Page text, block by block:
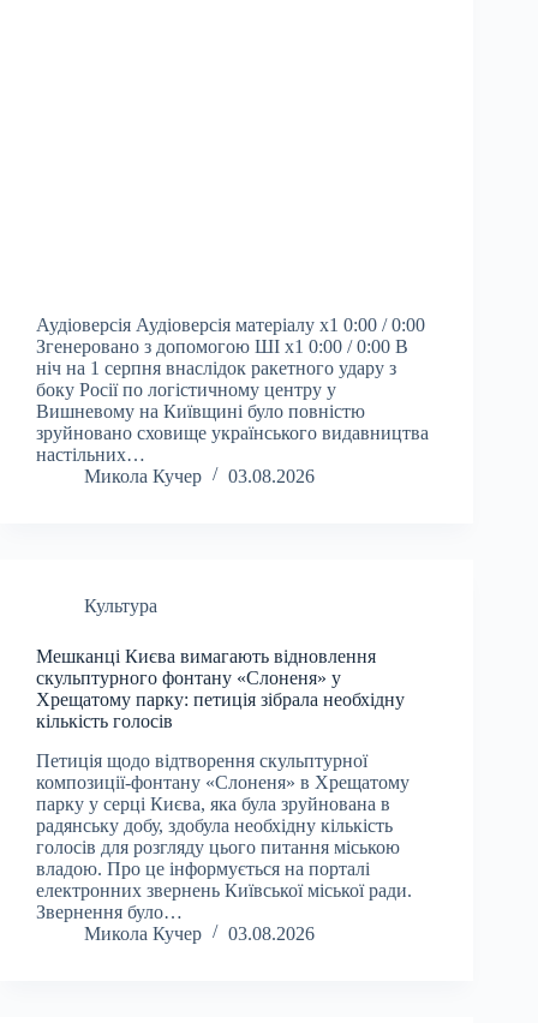
Аудіоверсія Аудіоверсія матеріалу x1 0:00 / 0:00
Згенеровано з допомогою ШІ x1 0:00 / 0:00 В
ніч на 1 серпня внаслідок ракетного удару з
боку Росії по логістичному центру у
Вишневому на Київщині було повністю
зруйновано сховище українського видавництва
настільних…
Микола Кучер
03.08.2026
Культура
Мешканці Києва вимагають відновлення
скульптурного фонтану «Слоненя» у
Хрещатому парку: петиція зібрала необхідну
кількість голосів
Петиція щодо відтворення скульптурної
композиції-фонтану «Слоненя» в Хрещатому
парку у серці Києва, яка була зруйнована в
радянську добу, здобула необхідну кількість
голосів для розгляду цього питання міською
владою. Про це інформується на порталі
електронних звернень Київської міської ради.
Звернення було…
Микола Кучер
03.08.2026